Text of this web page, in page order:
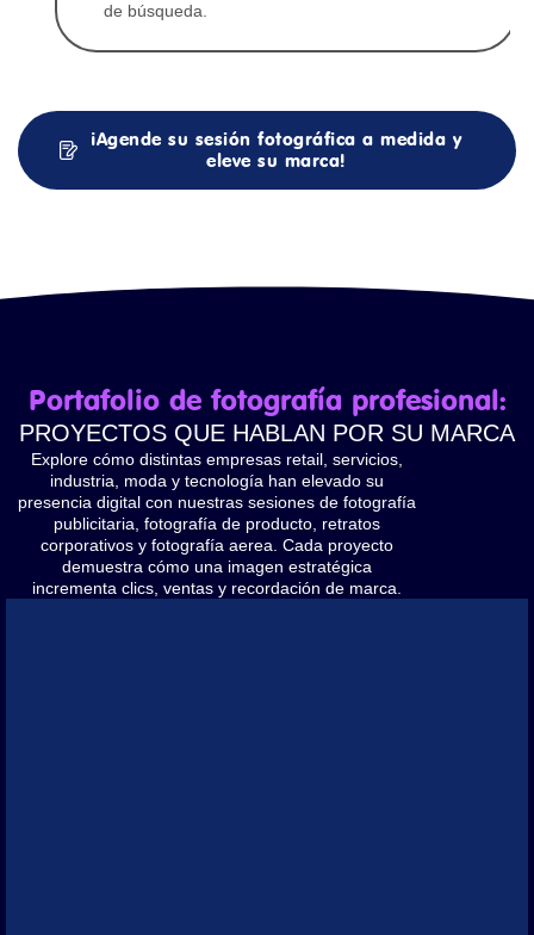
de búsqueda.
¡Agende su sesión fotográfica a medida y
eleve su marca!
Portafolio de fotografía profesional:
PROYECTOS QUE HABLAN POR SU MARCA
Explore cómo distintas empresas retail, servicios,
industria, moda y tecnología han elevado su
presencia digital con nuestras sesiones de fotografía
publicitaria, fotografía de producto, retratos
corporativos y fotografía aerea. Cada proyecto
demuestra cómo una imagen estratégica
incrementa clics, ventas y recordación de marca.